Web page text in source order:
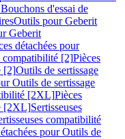
d'essai de
Outils pour Geberit
Geberit
détachées pour
compatibilité [2]Pièces
[2]Outils de sertissage
Outils de sertissage
[2XL]Pièces
[2XL]Sertisseuses
compatibilité
pour Outils de